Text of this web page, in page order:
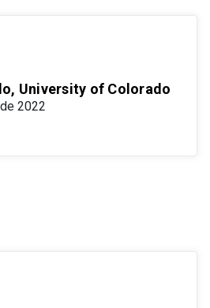
University of Colorado
2022